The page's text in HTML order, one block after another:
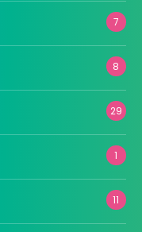
7
8
29
1
11